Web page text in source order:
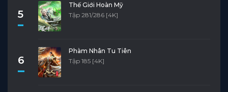
5
Thế Giới Hoàn Mỹ
Tập 281/286 [4K]
6
Phàm Nhân Tu Tiên
Tập 185 [4K]